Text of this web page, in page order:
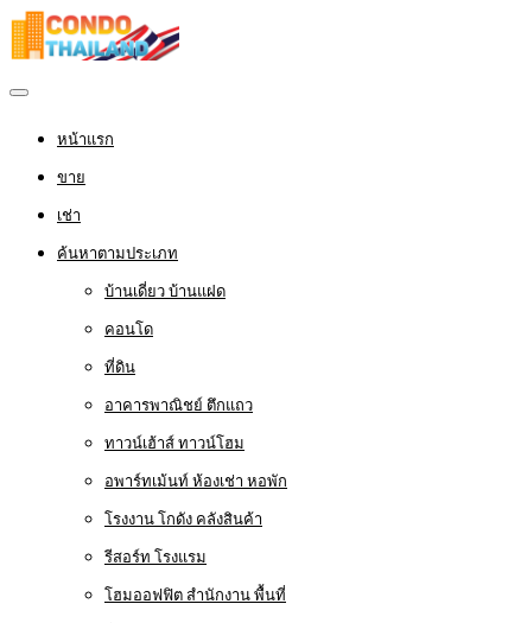
หน้าแรก
ขาย
เช่า
ค้นหาตามประเภท
บ้านเดี่ยว บ้านแฝด
คอนโด
ที่ดิน
อาคารพาณิชย์ ตึกแถว
ทาวน์เฮ้าส์ ทาวน์โฮม
อพาร์ทเม้นท์ ห้องเช่า หอพัก
โรงงาน โกดัง คลังสินค้า
รีสอร์ท โรงแรม
โฮมออฟฟิต สำนักงาน พื้นที่